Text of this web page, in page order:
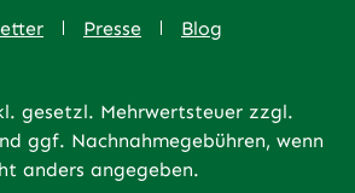
Presse Blog
gesetzl. Mehrwertsteuer zzgl.
ggf. Nachnahmegebühren, wenn
anders angegeben.